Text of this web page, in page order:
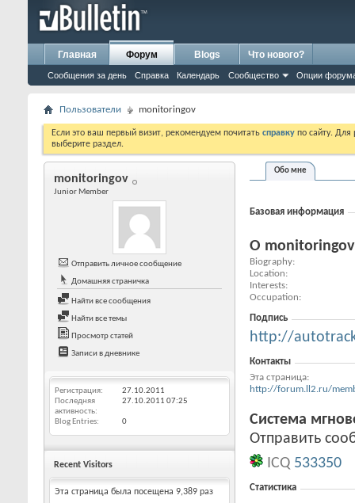
Главная Форум
Сообщения за день Справка Календарь Сообщество Опции
Blogs Что нового?
Пользователи monitoringov
Если это ваш первый визит, рекомендуем почитать справку по сайту.
выберите раздел.
monitoringov
Junior Member
Отправить личное сообщение
Домашняя страничка
Найти все сообщения
Найти все темы
Просмотр статей
Записи в дневнике
Регистрация
27.10.2011
Последняя
активность
27.10.2011 07:25
Blog Entries 0
Recent Visitors
Эта страница была посещена 9,389 раз
Обо мне
Базовая информация
О monitoringov
Biography
Location
Interests
Occupation
Подпись
http://
Контакты
Эта страница
http://forum.ll2.ru/
Система
Отправить
ICQ 533350
Статистика